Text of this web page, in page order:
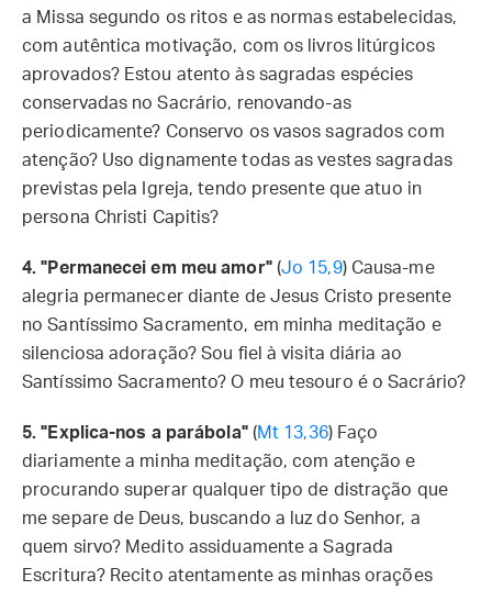
a Missa segundo os ritos e as normas estabelecidas,
com autêntica motivação, com os livros litúrgicos
aprovados? Estou atento às sagradas espécies
conservadas no Sacrário, renovando-as
periodicamente? Conservo os vasos sagrados com
atenção? Uso dignamente todas as vestes sagradas
previstas pela Igreja, tendo presente que atuo in
persona Christi Capitis?
4. "Permanecei em meu amor"(Jo 15,9) Causa-me
alegria permanecer diante de Jesus Cristo presente
no Santíssimo Sacramento, em minha meditação e
silenciosa adoração? Sou fiel à visita diária ao
Santíssimo Sacramento? O meu tesouro é o Sacrário?
5. "Explica-nos a parábola"(Mt 13,36) Faço
diariamente a minha meditação, com atenção e
procurando superar qualquer tipo de distração que
me separe de Deus, buscando a luz do Senhor, a
quem sirvo? Medito assiduamente a Sagrada
Escritura? Recito atentamente as minhas orações